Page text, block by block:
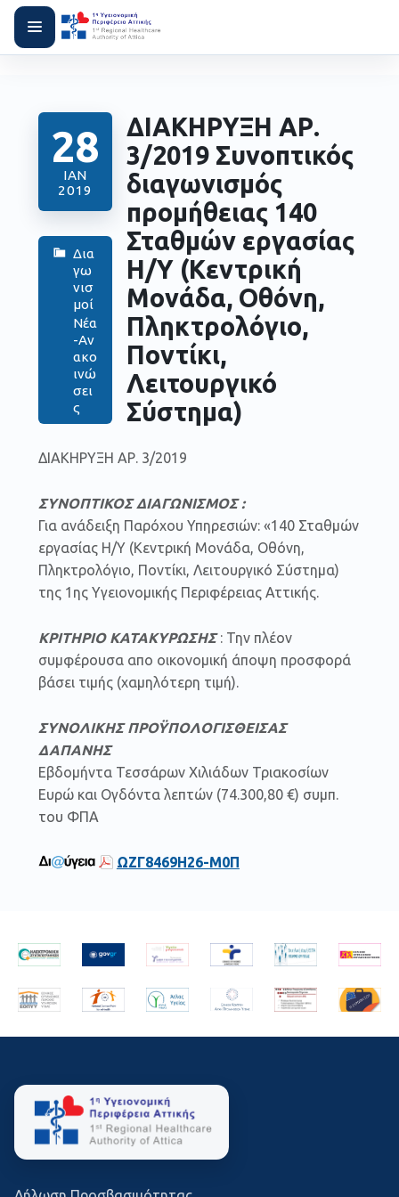
28
ΙΑΝ
2019
Δια
γω
νισ
μοί
Νέα
-Αν
ακο
ινώ
σει
ς
ΔΙΑΚΗΡΥΞΗ ΑΡ.
3/2019 Συνοπτικός
διαγωνισμός
προμήθειας 140
Σταθμών εργασίας
Η/Υ (Κεντρική
Μονάδα, Οθόνη,
Πληκτρολόγιο,
Ποντίκι,
Λειτουργικό
Σύστημα)
ΔΙΑΚΗΡΥΞΗ ΑΡ. 3/2019
ΣΥΝΟΠΤΙΚΟΣ ΔΙΑΓΩΝΙΣΜΟΣ :
Για ανάδειξη Παρόχου Υπηρεσιών: «140 Σταθμών
εργασίας Η/Υ (Κεντρική Μονάδα, Οθόνη,
Πληκτρολόγιο, Ποντίκι, Λειτουργικό Σύστημα)
της 1ης Υγειονομικής Περιφέρειας Αττικής.
ΚΡΙΤΗΡΙΟ ΚΑΤΑΚΥΡΩΣΗΣ: Την πλέον
συμφέρουσα απο οικονομική άποψη προσφορά
βάσει τιμής (χαμηλότερη τιμή).
ΣΥΝΟΛΙΚΗΣ ΠΡΟΫΠΟΛΟΓΙΣΘΕΙΣΑΣ
ΔΑΠΑΝΗΣ
Εβδομήντα Τεσσάρων Χιλιάδων Τριακοσίων
Ευρώ και Ογδόντα λεπτών (74.300,80 €) συμπ.
του ΦΠΑ
ΩΖΓ8469Η26-Μ0Π